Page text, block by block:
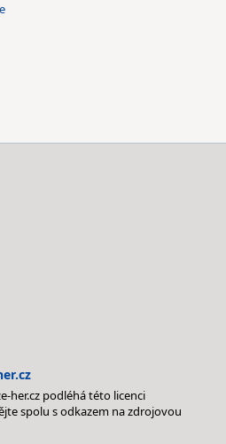
her.cz podléhá této licenci
spolu s odkazem na zdrojovou